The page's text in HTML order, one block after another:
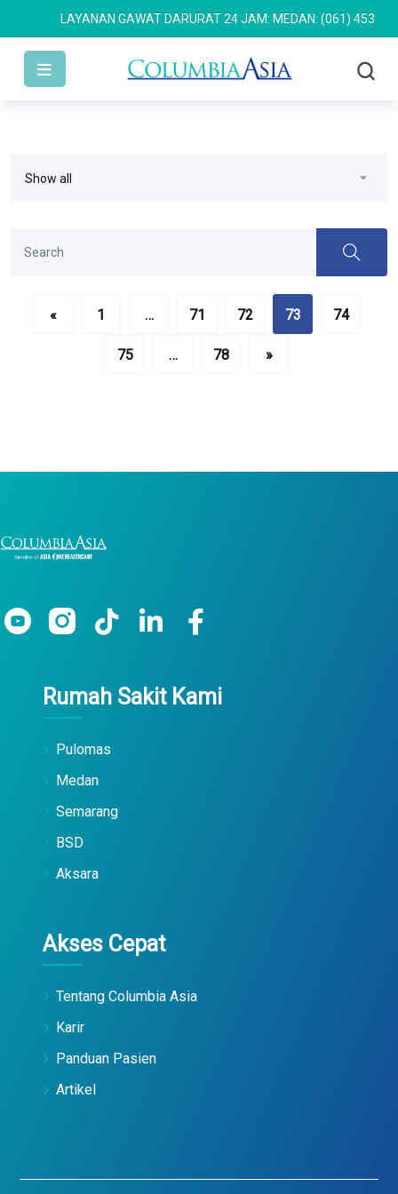
LAYANAN GAWAT DARURAT 24 JAM: MEDAN: (061) 4533 636
« 1 … 71 72 73 74
75 … 78 »
Rumah Sakit Kami
Pulomas
Medan
Semarang
BSD
Aksara
Akses Cepat
Tentang Columbia Asia
Karir
Panduan Pasien
Artikel